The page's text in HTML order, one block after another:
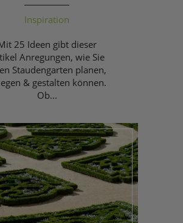
Inspiration
25 Ideen gibt dieser
Anregungen, wie Sie
Staudengarten planen,
& gestalten können.
Ob...